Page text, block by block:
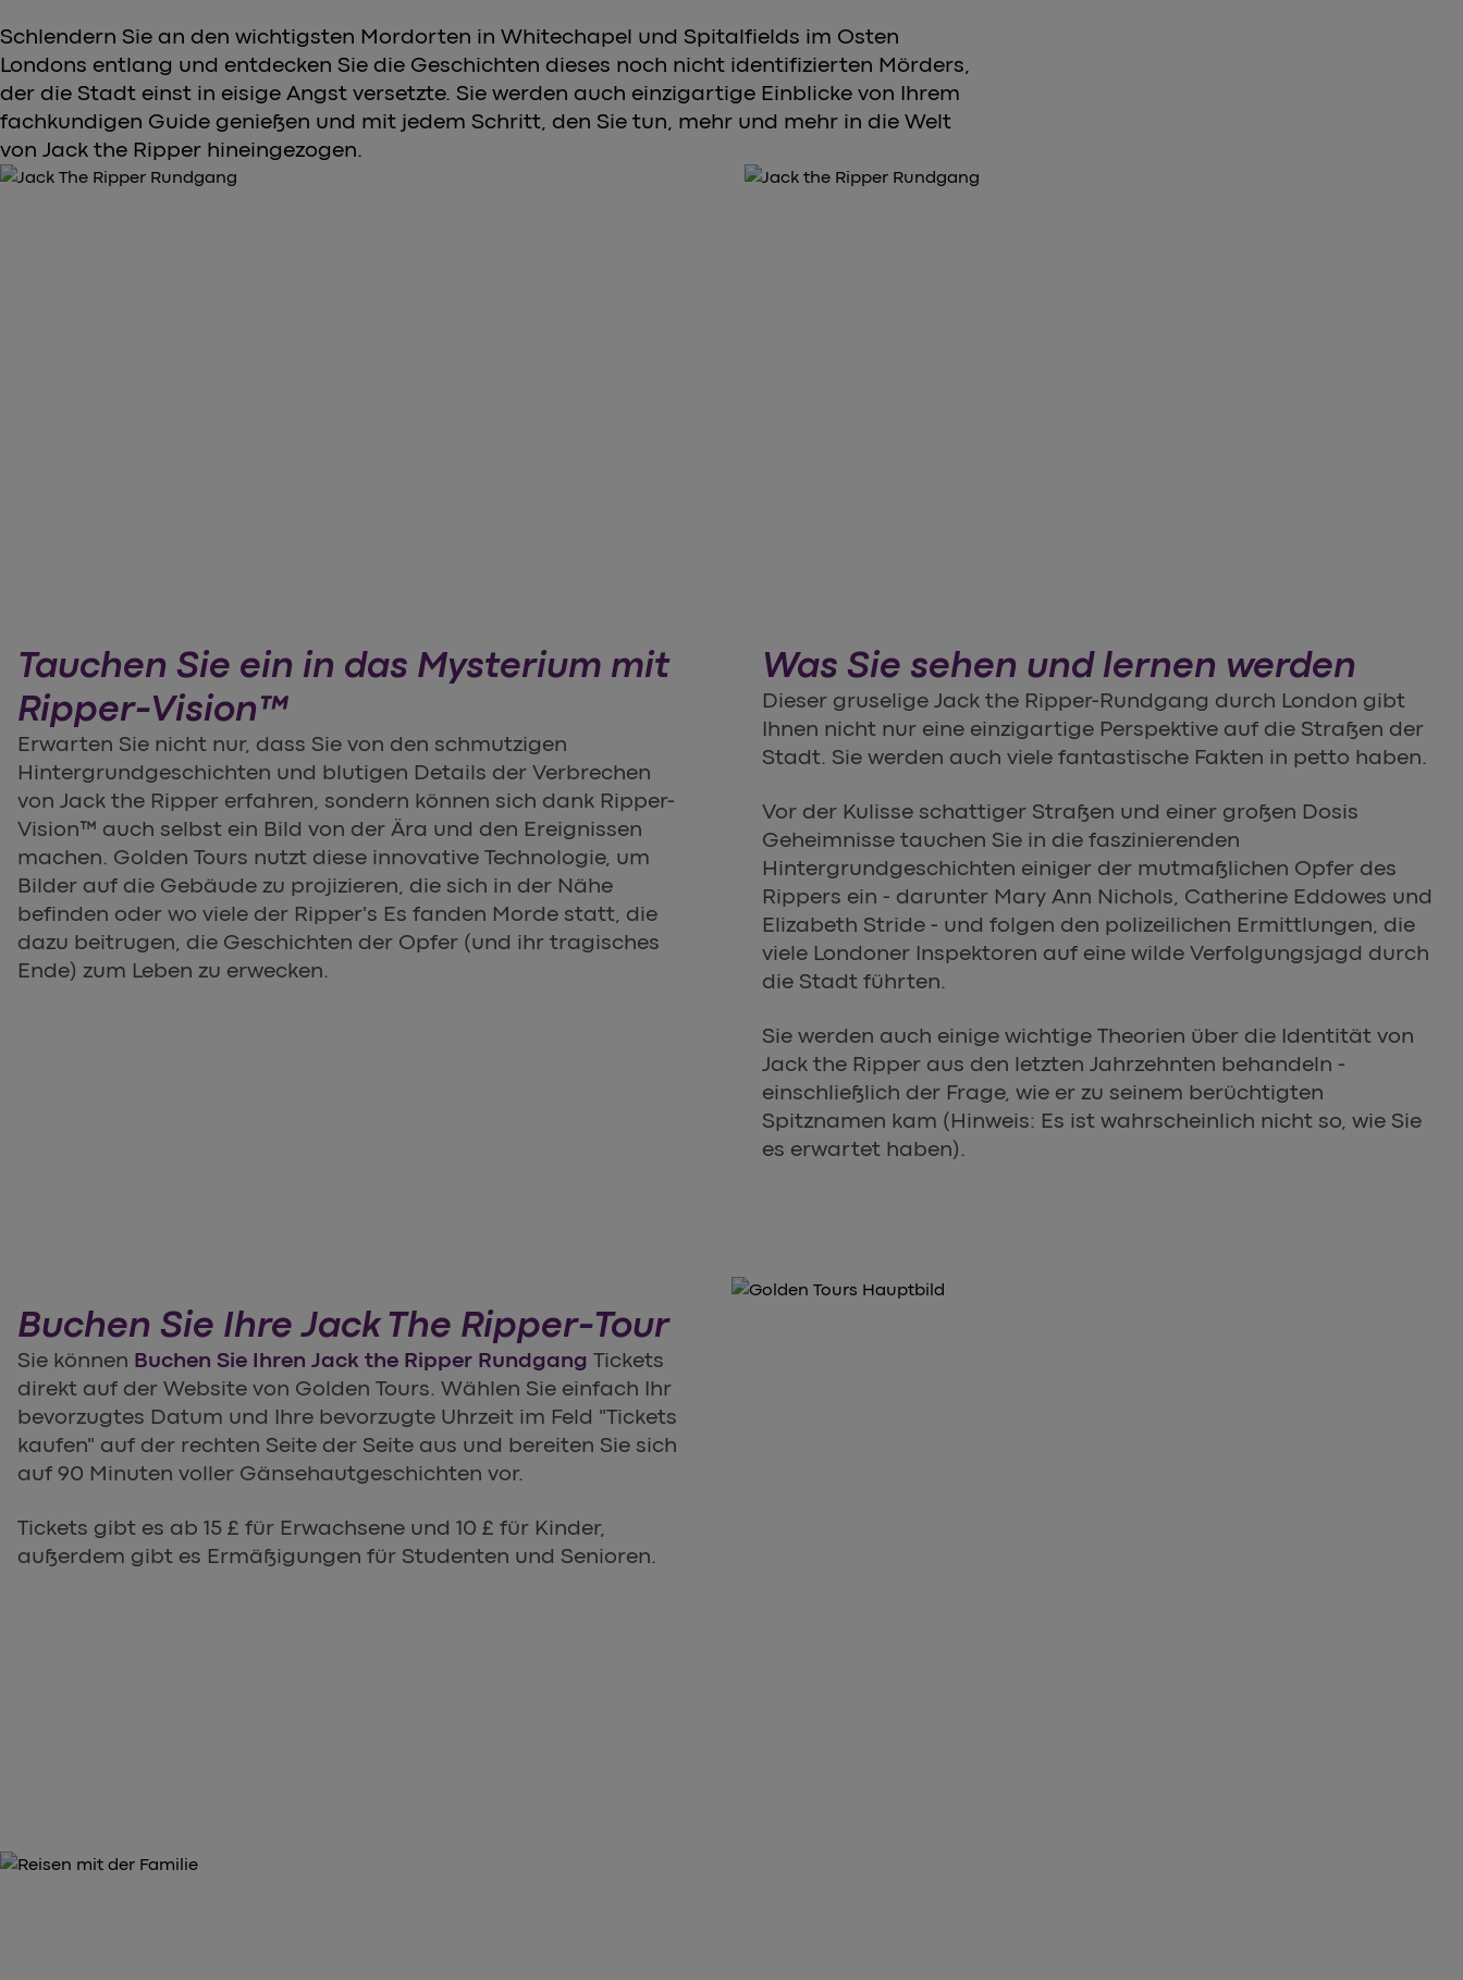
Schlendern Sie an den wichtigsten Mordorten in Whitechapel und Spitalfields im Osten
Londons entlang und entdecken Sie die Geschichten dieses noch nicht identifizierten Mörders,
der die Stadt einst in eisige Angst versetzte. Sie werden auch einzigartige Einblicke von Ihrem
fachkundigen Guide genießen und mit jedem Schritt, den Sie tun, mehr und mehr in die Welt
von Jack the Ripper hineingezogen.
Tauchen Sie ein in das Mysterium mit
Ripper-Vision™
Erwarten Sie nicht nur, dass Sie von den schmutzigen
Hintergrundgeschichten und blutigen Details der Verbrechen
von Jack the Ripper erfahren, sondern können sich dank Ripper-
Vision™ auch selbst ein Bild von der Ära und den Ereignissen
machen. Golden Tours nutzt diese innovative Technologie, um
Bilder auf die Gebäude zu projizieren, die sich in der Nähe
befinden oder wo viele der Ripper's Es fanden Morde statt, die
dazu beitrugen, die Geschichten der Opfer (und ihr tragisches
Ende) zum Leben zu erwecken.
Was Sie sehen und lernen werden
Dieser gruselige Jack the Ripper-Rundgang durch London gibt
Ihnen nicht nur eine einzigartige Perspektive auf die Straßen der
Stadt. Sie werden auch viele fantastische Fakten in petto haben.
Vor der Kulisse schattiger Straßen und einer großen Dosis
Geheimnisse tauchen Sie in die faszinierenden
Hintergrundgeschichten einiger der mutmaßlichen Opfer des
Rippers ein - darunter Mary Ann Nichols, Catherine Eddowes und
Elizabeth Stride - und folgen den polizeilichen Ermittlungen, die
viele Londoner Inspektoren auf eine wilde Verfolgungsjagd durch
die Stadt führten.
Sie werden auch einige wichtige Theorien über die Identität von
Jack the Ripper aus den letzten Jahrzehnten behandeln -
einschließlich der Frage, wie er zu seinem berüchtigten
Spitznamen kam (Hinweis: Es ist wahrscheinlich nicht so, wie Sie
es erwartet haben).
Buchen Sie Ihre Jack The Ripper-Tour
Sie können Buchen Sie Ihren Jack the Ripper Rundgang Tickets
direkt auf der Website von Golden Tours. Wählen Sie einfach Ihr
bevorzugtes Datum und Ihre bevorzugte Uhrzeit im Feld "Tickets
kaufen" auf der rechten Seite der Seite aus und bereiten Sie sich
auf 90 Minuten voller Gänsehautgeschichten vor.
Tickets gibt es ab 15 £ für Erwachsene und 10 £ für Kinder,
außerdem gibt es Ermäßigungen für Studenten und Senioren.